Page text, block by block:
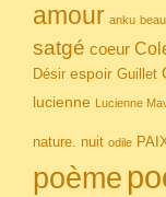
amour anku
satgé coeur
Désir espoir Guillet
lucienne Lucienne
nature. nuit odile
poème